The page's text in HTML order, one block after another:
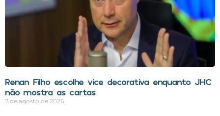
Renan Filho escolhe vice decorativa enquanto JHC
não mostra as cartas
7 de agosto de 2026